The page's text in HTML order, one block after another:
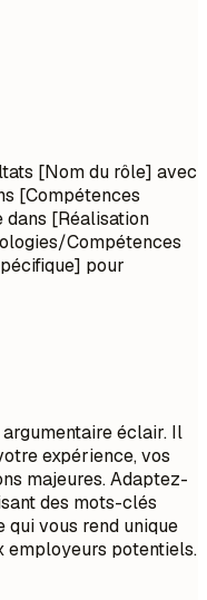
[Nom du rôle] avec
[Compétences
[Réalisation
Compétences
pour
éclair. Il
expérience, vos
majeures. Adaptez-
des mots-clés
qui vous rend unique
employeurs potentiels.